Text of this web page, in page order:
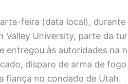
feira (data local),
Valley University, parte da
entregou às autoridades na
disparo de arma de
fiança no condado de Utah.